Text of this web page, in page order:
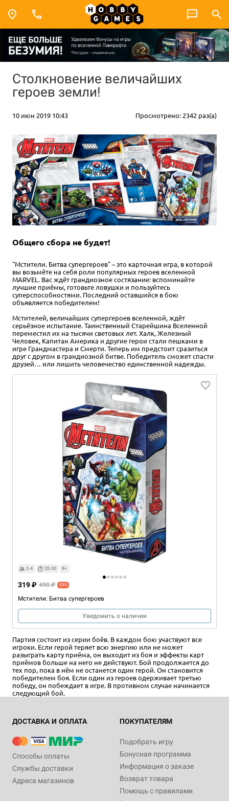
Столкновение величайших
героев земли!
10 июн 2019 10:43 Просмотрено: 2342 раз(а)
Общего сбора не будет!
"Мстители. Битва супергероев" – это карточная игра, в которой
вы возьмёте на себя роли популярных героев вселенной
MARVEL. Вас ждёт грандиозное состязание: вспоминайте
лучшие приёмы, готовьте ловушки и пользуйтесь
суперспособностями. Последний оставшийся в бою
объявляется победителем!
Мстителей, величайших супергероев вселенной, ждёт
серьёзное испытание. Таинственный Старейшина Вселенной
переместил их на тысячи световых лет. Халк, Железный
Человек, Капитан Америка и другие герои стали пешками в
игре Грандмастера и Смерти. Теперь им предстоит сразиться
друг с другом в грандиозной битве. Победитель сможет спасти
друзей… или лишить человечество единственной надежды.
2-4 20-30 8+
Мстители: Битва супергероев
319 ₽ 490 ₽ -35%
Уведомить о наличии
Партия состоит из серии боёв. В каждом бою участвуют все
игроки. Если герой теряет всю энергию или не может
разыграть карту приёма, он выходит из боя и эффекты карт
приёмов больше на него не действуют. Бой продолжается до
тех пор, пока в нём не останется один герой. Он становится
победителем боя. Если один из героев одерживает третью
победу, он побеждает в игре. В противном случае начинается
следующий бой.
ДОСТАВКА И ОПЛАТА
Способы оплаты
Службы доставки
Адреса магазинов
ПОКУПАТЕЛЯМ
Подобрать игру
Бонусная программа
Информация о заказе
Возврат товара
Помощь с правилами